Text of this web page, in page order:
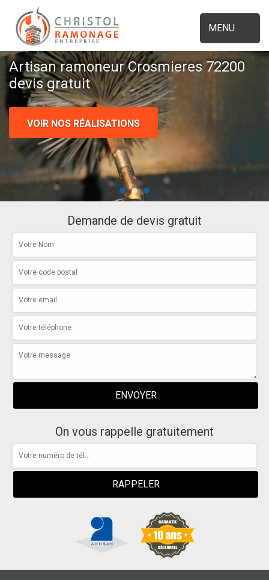
MENU
Artisan ramoneur Crosmieres 72200
devis gratuit
VOIR NOS RÉALISATIONS
Demande de devis gratuit
On vous rappelle gratuitement